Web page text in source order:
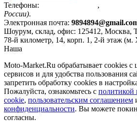
Телефоны: ,
России).
Электронная почта:
Шоурум, склад, офис: 125412, Москва,
78-й километр, 14, корп. 1, 2-й этаж (м.
Наша
Moto-Market.Ru обрабатывает сookies с
сервисов и для удобства пользования
запретить обработку сookies в
Пожалуйста, ознакомьтесь с политикой
cookie, пользовательским соглашением
конфиденциальности. Вы можете
согласны.